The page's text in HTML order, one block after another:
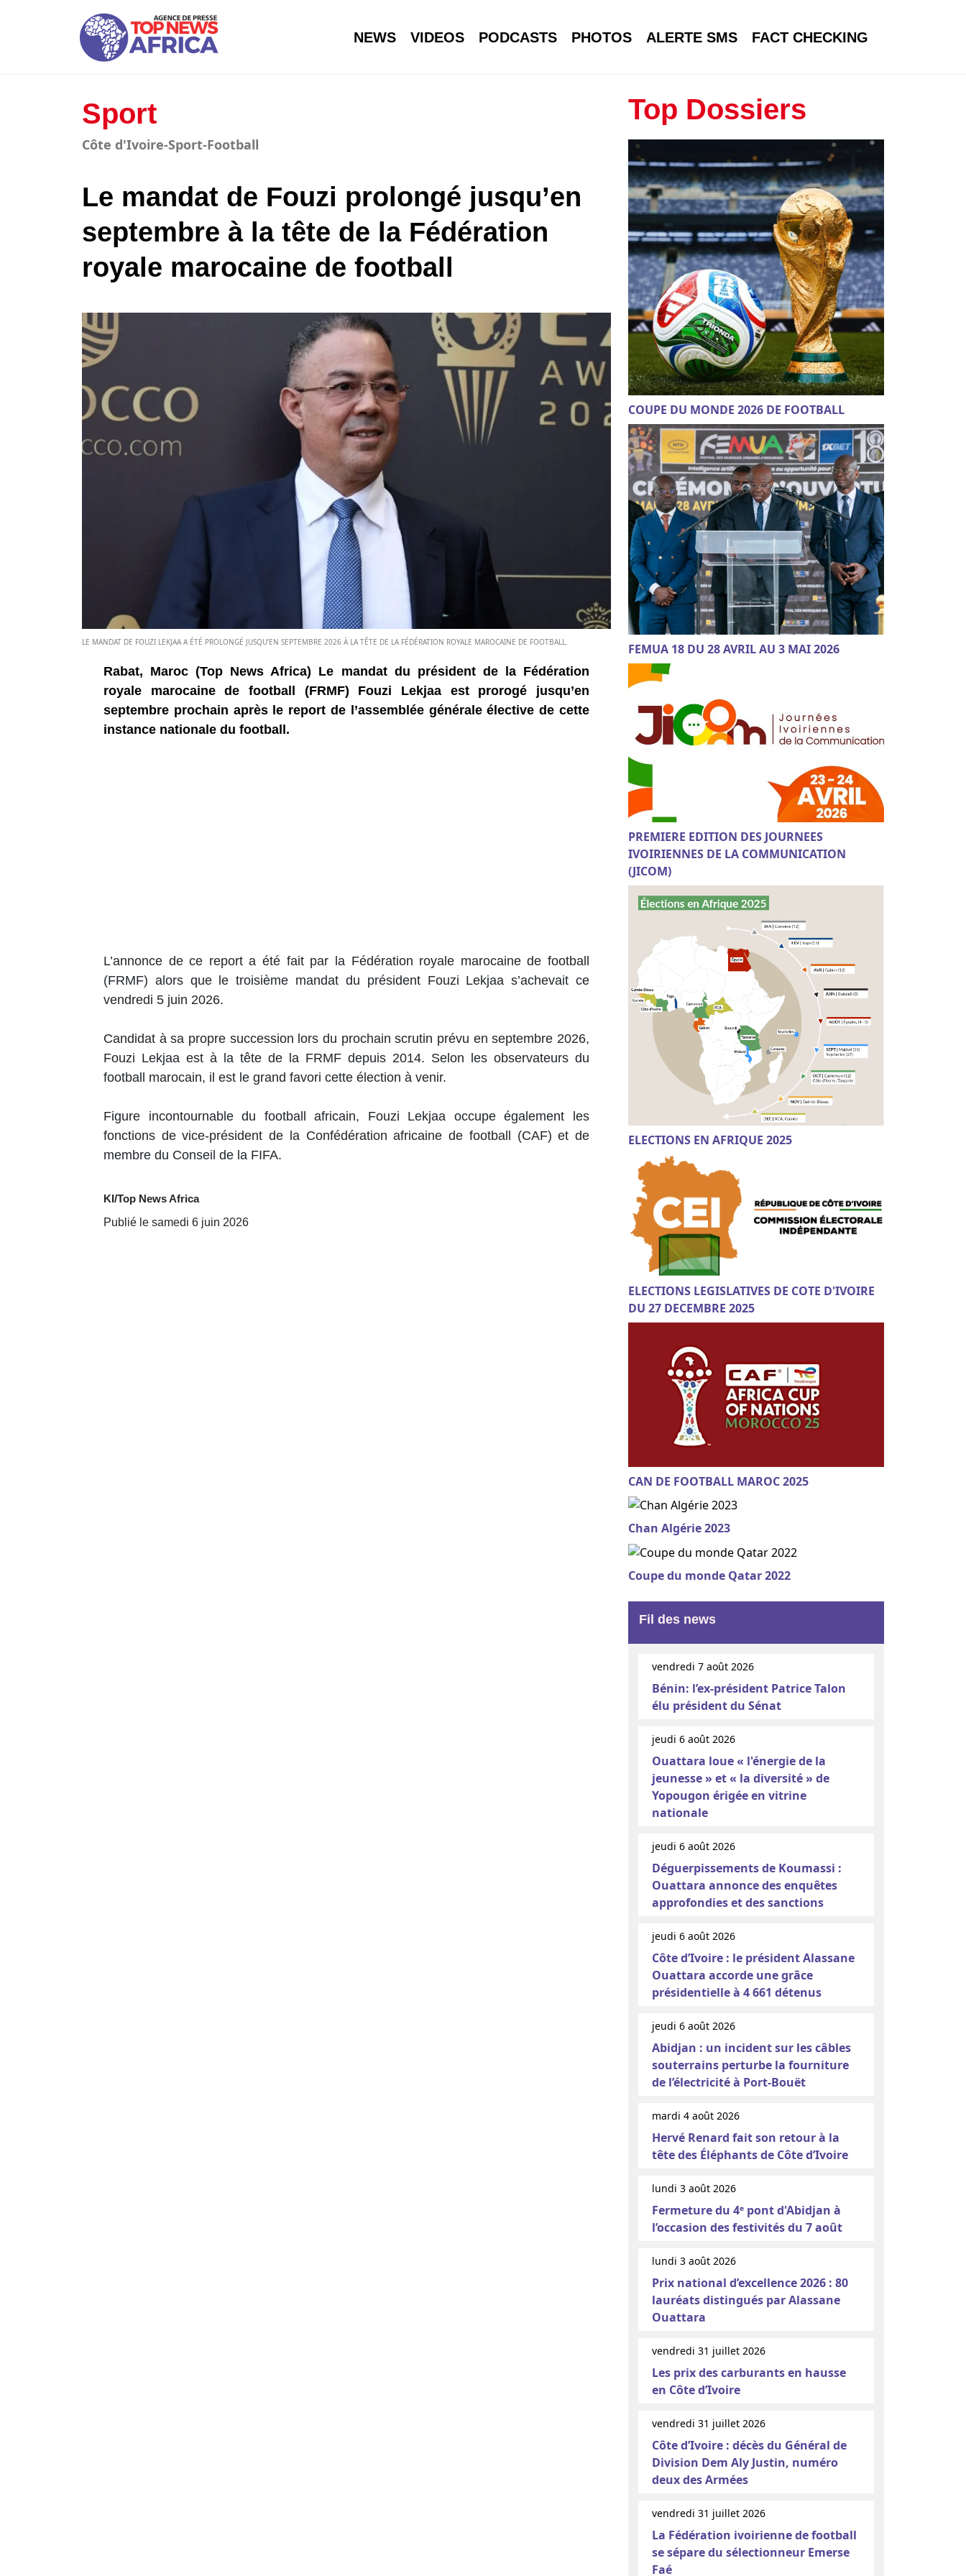
NEWS VIDEOS PODCASTS PHOTOS ALERTE SMS FACT CHECKING
Sport
Côte d'Ivoire-Sport-Football
Le mandat de Fouzi prolongé jusqu’en
septembre à la tête de la Fédération
royale marocaine de football
LE MANDAT DE FOUZI LEKJAA A ÉTÉ PROLONGÉ JUSQU’EN SEPTEMBRE 2026 À LA TÊTE DE LA FÉDÉRATION ROYALE MAROCAINE DE FOOTBALL.
Rabat, Maroc (Top News Africa) Le mandat du président de la Fédération
royale marocaine de football (FRMF) Fouzi Lekjaa est prorogé jusqu’en
septembre prochain après le report de l’assemblée générale élective de cette
instance nationale du football.
L’annonce de ce report a été fait par la Fédération royale marocaine de football
(FRMF) alors que le troisième mandat du président Fouzi Lekjaa s’achevait ce
vendredi 5 juin 2026.
Candidat à sa propre succession lors du prochain scrutin prévu en septembre 2026,
Fouzi Lekjaa est à la tête de la FRMF depuis 2014. Selon les observateurs du
football marocain, il est le grand favori cette élection à venir.
Figure incontournable du football africain, Fouzi Lekjaa occupe également les
fonctions de vice-président de la Confédération africaine de football (CAF) et de
membre du Conseil de la FIFA.
KI/Top News Africa
Publié le samedi 6 juin 2026
Top Dossiers
COUPE DU MONDE 2026 DE FOOTBALL
FEMUA 18 DU 28 AVRIL AU 3 MAI 2026
PREMIERE EDITION DES JOURNEES
IVOIRIENNES DE LA COMMUNICATION
(JICOM)
ELECTIONS EN AFRIQUE 2025
ELECTIONS LEGISLATIVES DE COTE D'IVOIRE
DU 27 DECEMBRE 2025
CAN DE FOOTBALL MAROC 2025
Chan Algérie 2023
Coupe du monde Qatar 2022
Fil des news
vendredi 7 août 2026
Bénin: l’ex-président Patrice Talon
élu président du Sénat
jeudi 6 août 2026
Ouattara loue « l'énergie de la
jeunesse » et « la diversité » de
Yopougon érigée en vitrine
nationale
jeudi 6 août 2026
Déguerpissements de Koumassi :
Ouattara annonce des enquêtes
approfondies et des sanctions
jeudi 6 août 2026
Côte d’Ivoire : le président Alassane
Ouattara accorde une grâce
présidentielle à 4 661 détenus
jeudi 6 août 2026
Abidjan : un incident sur les câbles
souterrains perturbe la fourniture
de l’électricité à Port-Bouët
mardi 4 août 2026
Hervé Renard fait son retour à la
tête des Éléphants de Côte d’Ivoire
lundi 3 août 2026
Fermeture du 4ᵉ pont d'Abidjan à
l’occasion des festivités du 7 août
lundi 3 août 2026
Prix national d’excellence 2026 : 80
lauréats distingués par Alassane
Ouattara
vendredi 31 juillet 2026
Les prix des carburants en hausse
en Côte d’Ivoire
vendredi 31 juillet 2026
Côte d’Ivoire : décès du Général de
Division Dem Aly Justin, numéro
deux des Armées
vendredi 31 juillet 2026
La Fédération ivoirienne de football
se sépare du sélectionneur Emerse
Faé